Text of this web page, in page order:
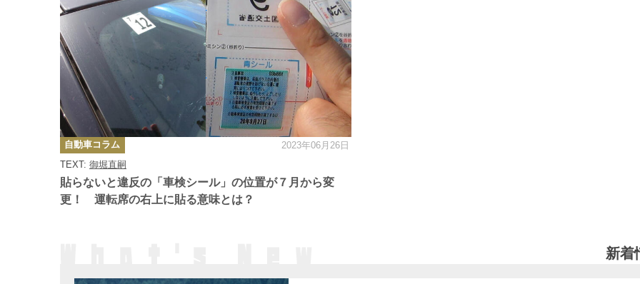
貼らないと違反の「車検シール」の位置が７月から変
更！ 運転席の右上に貼る意味とは？
TEXT: 御堀直嗣
カ
テ
ゴ
リ
ー
自動車コラム 2023年06月26日
新着